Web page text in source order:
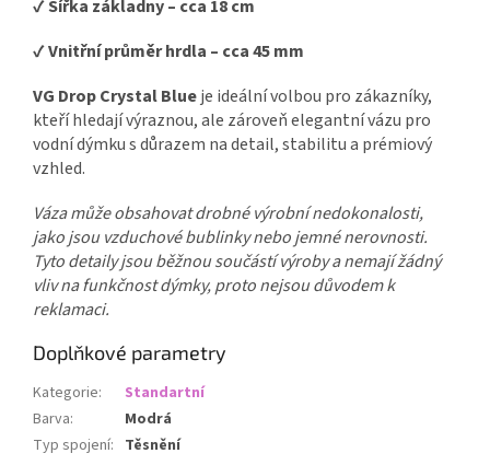
✔Šířka základny – cca 18 cm
✔Vnitřní průměr hrdla – cca 45 mm
VG Drop Crystal Blueje ideální volbou pro zákazníky,
kteří hledají výraznou, ale zároveň elegantní vázu pro
vodní dýmku s důrazem na detail, stabilitu a prémiový
vzhled.
Váza může obsahovat drobné výrobní nedokonalosti,
jako jsou vzduchové bublinky nebo jemné nerovnosti.
Tyto detaily jsou běžnou součástí výroby a nemají žádný
vliv na funkčnost dýmky, proto nejsou důvodem k
reklamaci.
Doplňkové parametry
Kategorie:
Standartní
Barva:
Modrá
Typ spojení: Těsnění